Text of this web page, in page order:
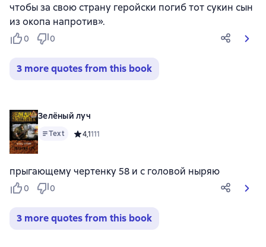
чтобы за свою страну геройски погиб тот сукин сын
из окопа напротив».
0 0
3 more quotes from this book
Зелёный луч
Text Средний рейтинг 4,1 на основе 111 оценок
4,1111
прыгающему чертенку 58 и с головой ныряю
0 0
3 more quotes from this book